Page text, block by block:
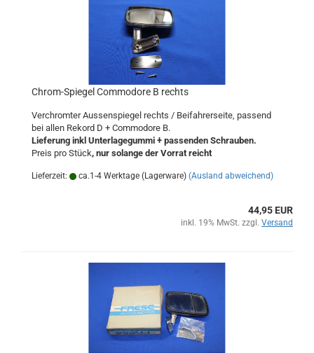
Chrom-Spiegel Commodore B rechts
Verchromter Aussenspiegel rechts / Beifahrerseite, passend
bei allen Rekord D + Commodore B.
Lieferung inkl Unterlagegummi + passenden Schrauben.
Preis pro Stück, nur solange der Vorrat reicht
Lieferzeit: ca.1-4 Werktage (Lagerware) (Ausland abweichend)
44,95 EUR
inkl. 19% MwSt. zzgl. Versand